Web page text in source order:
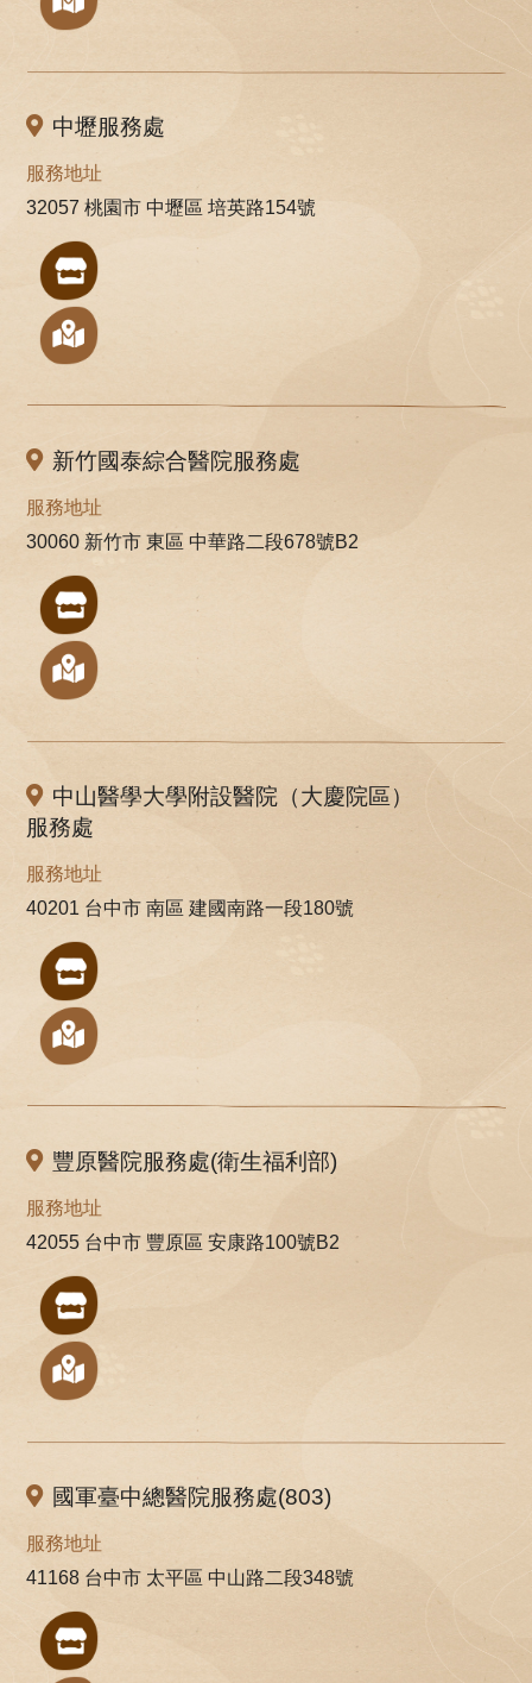
中壢服務處
服務地址
32057 桃園市 中壢區 培英路154號
新竹國泰綜合醫院服務處
服務地址
30060 新竹市 東區 中華路二段678號B2
中山醫學大學附設醫院（大慶院區）
服務處
服務地址
40201 台中市 南區 建國南路一段180號
豐原醫院服務處(衛生福利部)
服務地址
42055 台中市 豐原區 安康路100號B2
國軍臺中總醫院服務處(803)
服務地址
41168 台中市 太平區 中山路二段348號